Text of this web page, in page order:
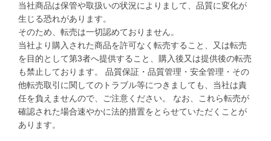
当社商品は保管や取扱いの状況によりまして、品質に変化が
生じる恐れがあります。
そのため、転売は一切認めておりません。
当社より購入された商品を許可なく転売すること、又は転売
を目的として第3者へ提供すること、購入後又は提供後の転売
も禁止しております。 品質保証・品質管理・安全管理・その
他転売取引に関してのトラブル等につきましても、当社は責
任を負えませんので、ご注意ください。 なお、これら転売が
確認された場合速やかに法的措置をとらせていただくことが
あります。